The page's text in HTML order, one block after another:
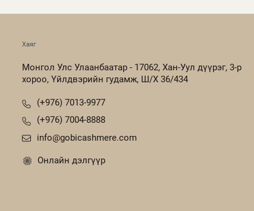
Хаяг
Монгол Улс Улаанбаатар - 17062, Хан-Уул дүүрэг, 3-р
хороо, Үйлдвэрийн гудамж, Ш/Х 36/434
(+976) 7013-9977
(+976) 7004-8888
info@gobicashmere.com
Онлайн дэлгүүр